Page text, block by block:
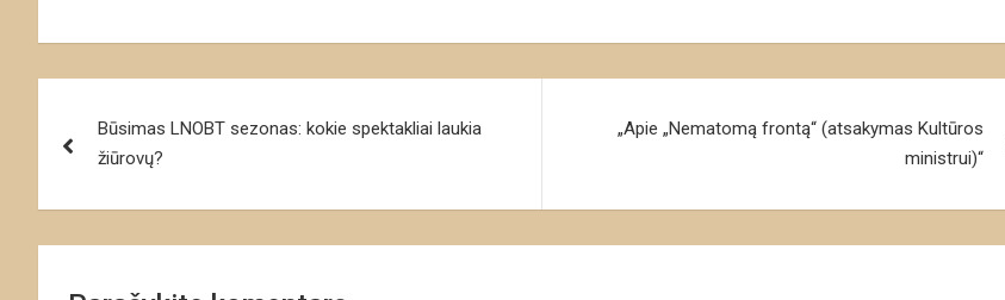
tarp
įrašų
Būsimas LNOBT sezonas: kokie spektakliai laukia
žiūrovų?
„Apie „Nematomą frontą“ (atsakymas Kultūros
ministrui)“